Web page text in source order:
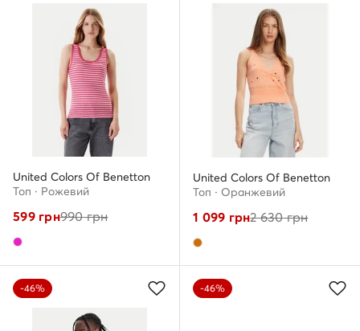
United Colors Of Benetton
Топ · Рожевий
599грн990грн
United Colors Of Benetton
Топ · Оранжевий
1 099 грн2 630грн
-46% -46%